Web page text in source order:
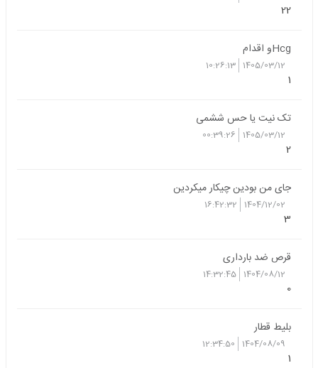
22
Hcgو اقدام
1405/03/12
10:26:13
1
تک نیت یا حس ششمی
1405/03/12
00:39:26
2
جای من بودین چیکار میکردین
1404/12/02
16:42:32
3
قرص ضد بارداری
1404/08/12
14:32:45
0
بلیط قطار
1404/08/09
12:34:50
1